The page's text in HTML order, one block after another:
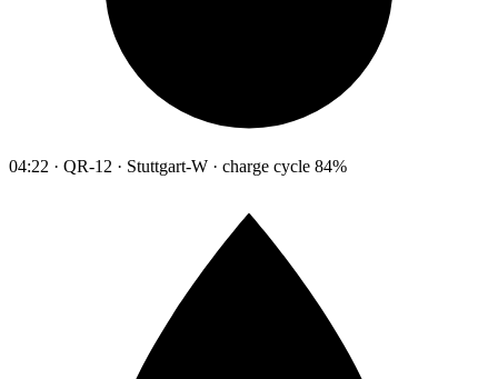
04:22 · QR-12 · Stuttgart-W · charge cycle 84%